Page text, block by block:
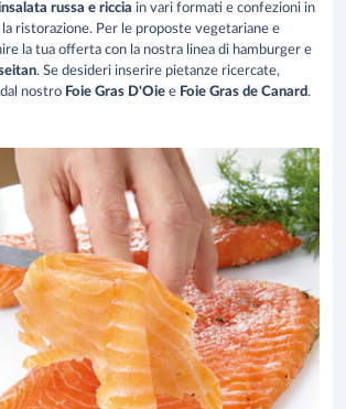
russa e riccia in vari formati e confezioni in
ristorazione. Per le proposte vegetariane e
la tua offerta con la nostra linea di hamburger e
. Se desideri inserire pietanze ricercate,
nostro Foie Gras D'Oie e Foie Gras de Canard.